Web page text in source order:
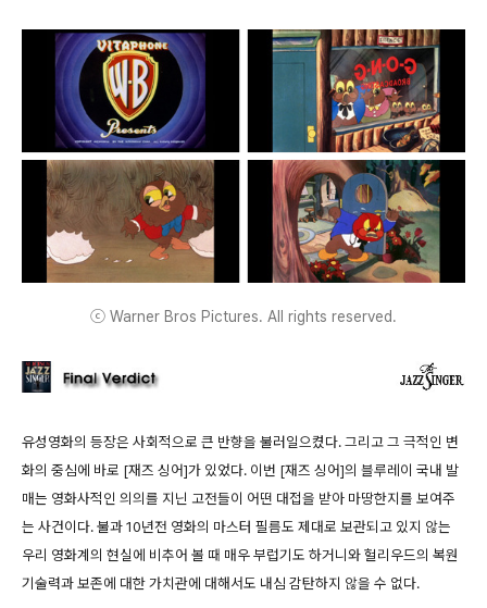
ⓒ Warner Bros Pictures. All rights reserved.
유성영화의 등장은 사회적으로 큰 반향을 불러일으켰다. 그리고 그 극적인 변
화의 중심에 바로 [재즈 싱어]가 있었다. 이번 [재즈 싱어]의 블루레이 국내 발
매는 영화사적인 의의를 지닌 고전들이 어떤 대접을 받아 마땅한지를 보여주
는 사건이다. 불과 10년전 영화의 마스터 필름도 제대로 보관되고 있지 않는
우리 영화계의 현실에 비추어 볼 때 매우 부럽기도 하거니와 헐리우드의 복원
기술력과 보존에 대한 가치관에 대해서도 내심 감탄하지 않을 수 없다.